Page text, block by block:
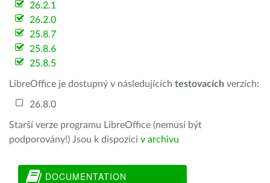
26.2.1
26.2.0
25.8.7
25.8.6
25.8.5
LibreOffice je dostupný v následujících testovacích verzích:
26.8.0
Starší verze programu LibreOffice (nemusí být
podporovány!) Jsou k dispozici v archivu
DOCUMENTATION